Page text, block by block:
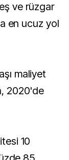
ve rüzgar
en ucuz yol
maliyet
2020'de
10